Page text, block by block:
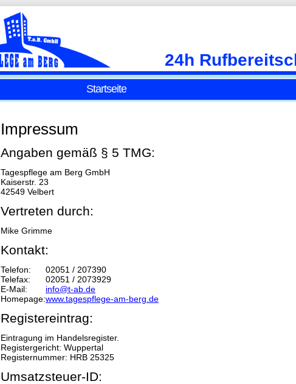
24h
Startseite
Impressum
Angaben gemäß § 5 TMG:
Tagespflege am Berg GmbH
Kaiserstr. 23
42549 Velbert
Vertreten durch:
Mike Grimme
Kontakt:
Telefon:
02051 / 207390
Telefax:
02051 / 2073929
E-Mail:
info@t-ab.de
Homepage:www.tagespflege-am-berg.de
Registereintrag:
Eintragung im Handelsregister.
Registergericht: Wuppertal
Registernummer: HRB 25325
Umsatzsteuer-ID: